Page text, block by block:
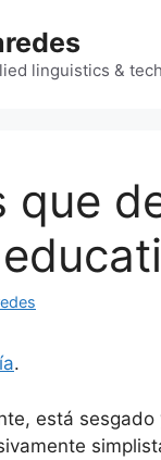
linguistics &
que
.
está